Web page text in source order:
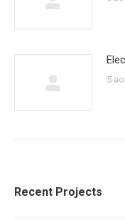
5
Recent Projects